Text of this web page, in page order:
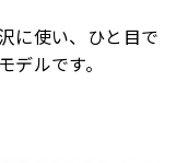
に使い、ひと目で
ルです。